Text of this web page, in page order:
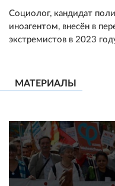
Социолог, кандидат
иноагентом, внесён в
экстремистов в 2023
МАТЕРИАЛЫ